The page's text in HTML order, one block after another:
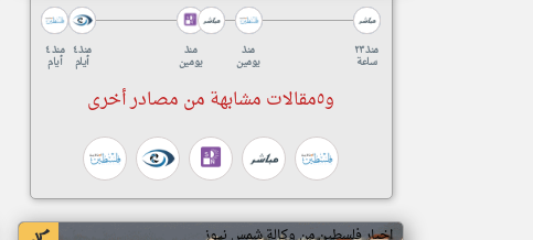
منذ ٤
أيام
منذ ٤
أيام
منذ
يومين
منذ
يومين
منذ ٢٣
ساعة
و٥مقالات مشابهة من مصادر أخرى